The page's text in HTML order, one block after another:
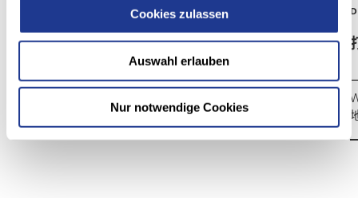
Cookies zulassen
Auswahl erlauben
Nur notwendige Cookies
高效齿圈加工
作为商用车领域的顶级供应商，Pittler能够轻而易举